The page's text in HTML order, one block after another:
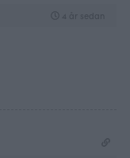
4 år sedan